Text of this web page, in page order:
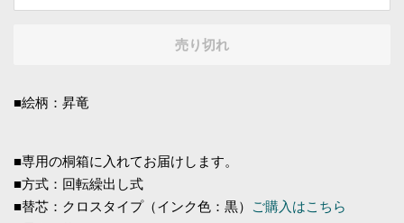
売り切れ
■絵柄：昇竜
■専用の桐箱に入れてお届けします。
■方式：回転繰出し式
■替芯：クロスタイプ（インク色：黒）
ご購入はこちら